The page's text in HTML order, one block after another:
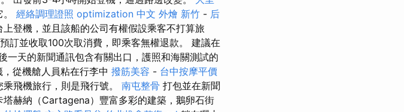
經絡調理證照 optimization 中文 外燴 新竹 - 后
登機，並且該船的公司有權假設乘客不打算旅
訂並收取100次取消費，即乘客無權退款。 建議在
一天的新聞通訊包含有關出口，護照和海關測試的
從機艙人員粘在行李中 撥筋美容 - 台中按摩平價
飛機旅行，則是飛行號。 南屯整骨 打包並在新聞
赫納（Cartagena）豐富多彩的建築，鵝卵石街